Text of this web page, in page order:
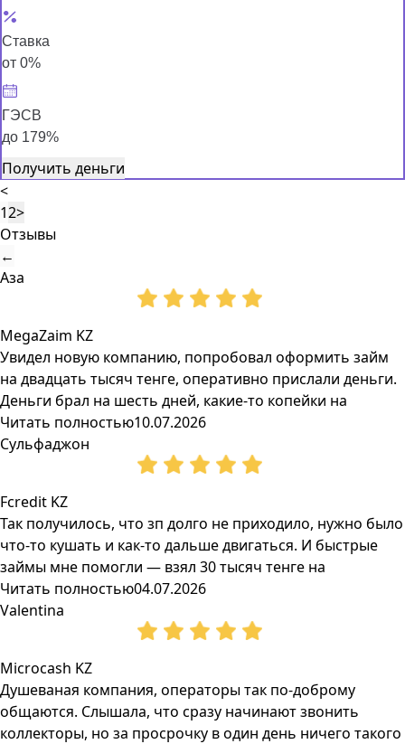
Ставка
от 0%
ГЭСВ
до 179%
Получить деньги
<
12>
Отзывы
←
Аза
MegaZaim KZ
Увидел новую компанию, попробовал оформить займ
на двадцать тысяч тенге, оперативно прислали деньги.
Деньги брал на шесть дней, какие-то копейки на
Читать полностью10.07.2026
Сульфаджон
Fcredit KZ
Так получилось, что зп долго не приходило, нужно было
что-то кушать и как-то дальше двигаться. И быстрые
займы мне помогли — взял 30 тысяч тенге на
Читать полностью04.07.2026
Valentina
Microcash KZ
Душеваная компания, операторы так по-доброму
общаются. Слышала, что сразу начинают звонить
коллекторы, но за просрочку в один день ничего такого